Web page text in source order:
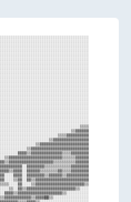
░░░░░░░░░░░░░░░░░░░░░░▓▓░░░░▒▒░░░░░░▒▒▒▒░░░░░░░░░░░░░░░░░░░░░░░░░░░░░░▒▒▒▒░░░░░░░░░░░░▓▓▓▓▓▓▓▓▓▓▓▓▓▓▓▓▓▓▓▓▓▓░░▒▒░░▒▒▓▓▓▓▓▓▓▓▓▓▒▒▒▒▓▓▒▒░░░░░░░░░░░░░░░░░░░░░░░░░░░░░░░░░░░░░░░░░░░░░░░░░░░░
░░░░░░░░░░░░░░░░░░░░░░▒▒░░▒▒░░░░░░░░▓▓░░░░░░░░░░░░░░░░░░░░░░░░░░░░░░▒▒░░░░░░░░░░░░░░░░▓▓▓▓▓▓▓▓▓▓▓▓▓▓▓▓▓▓▒▒▓▓░░▓▓▓▓▓▓▓▓▓▓▓▓▒▒▓▓▓▓▒▒░░░░░░░░░░░░░░░░░░░░░░░░░░░░░░░░░░░░░░░░░░░░░░░░░░░░░░░░
░░░░░░░░░░░░░░░░░░░░▓▓░░░░▒▒░░░░░░▓▓░░░░░░░░░░░░░░░░░░░░░░░░░░░░▒▒░░░░░░░░░░░░░░░░░░░░▓▓▓▓▓▓▓▓▓▓▓▓▓▓▓▓▓▓▓▓▓▓▓▓▓▓▓▓▓▓▓▓▒▒▓▓▓▓░░░░░░░░░░░░░░░░░░░░░░░░░░░░░░░░░░░░░░░░░░░░░░░░░░░░░░░░░░░░░░
░░░░░░░░░░░░░░░░░░░░▓▓░░▒▒░░░░░░▒▒▒▒░░░░░░░░░░░░░░░░░░░░░░░░▒▒░░░░░░░░░░░░░░░░░░░░░░░░▓▓▓▓▓▓▓▓▓▓▓▓▓▓▓▓▓▓▓▓▓▓▓▓▓▓▒▒▒▒▓▓▒▒░░░░░░░░░░░░░░░░░░░░░░░░░░░░░░░░░░░░░░░░░░░░░░░░░░░░░░░░░░░░░░░░░░
░░░░░░░░▒▒░░░░░░░░▓▓░░░░░░░░░░░░▓▓░░░░░░░░░░░░░░░░░░░░░░░░▒▒░░░░░░░░░░░░░░░░░░░░░░░░░░▓▓▓▓▓▓▓▓▓▓▓▓▓▓▓▓▓▓▓▓▒▒▒▒▓▓▓▓▒▒░░░░░░░░░░░░░░░░░░░░░░░░░░░░░░░░░░░░░░░░░░░░░░░░░░░░░░░░░░░░░░░░░░░░░░
░░░░░░▒▒░░░░░░░░▒▒▒▒░░▒▒░░░░░░▓▓░░░░░░░░░░░░░░░░░░░░░░▒▒░░░░░░░░░░░░░░░░░░░░░░░░░░░░░░▓▓░░░░░░░░░░░░▒▒▓▓▓▓████▒▒░░░░░░░░░░░░░░░░░░░░░░░░░░░░░░░░░░░░░░░░░░░░░░░░░░░░░░░░░░░░░░░░░░░░░░░░░░
░░░░░░░░░░░░░░░░▓▓░░░░░░░░░░▒▒▒▒░░░░░░░░░░░░░░░░░░▒▒▒▒░░░░░░░░░░░░░░░░░░░░░░░░░░░░░░░░▒▒▒▒▒▒░░░░▒▒▓▓▓▓████▓▓▒▒░░░░░░░░░░░░░░░░░░░░░░░░░░░░░░░░░░░░░░░░░░░░░░░░░░░░░░░░░░░░░░░░░░░░░░░░░░░░
░░░░░░▒▒░░░░░░░░▒▒░░▒▒░░░░░░▓▓░░░░░░░░░░░░░░░░░░▒▒░░░░░░░░░░░░░░░░░░░░░░░░░░░░░░░░░░░░▒▒▓▓▓▓▓▓▓▓▒▒▒▒▒▒▓▓▓▓▒▒░░░░░░░░░░░░░░░░░░░░░░░░░░░░░░░░░░░░░░░░░░░░░░░░░░░░░░░░░░░░░░░░░░░░░░░░░░░░░░
░░░░░░░░░░▒▒░░▓▓░░░░▒▒░░░░▓▓░░░░░░░░░░░░░░░░▒▒░░░░░░░░░░░░░░░░░░░░░░░░░░░░░░░░░░░░░░░░▓▓░░░░░░░░    ▒▒██▓▓░░░░░░░░░░░░░░░░░░░░░░░░░░░░░░░░░░░░░░░░░░░░░░░░░░░░░░░░░░░░░░░░░░░░░░░░░░░░░░░░
░░░░░░░░░░░░▒▒▒▒░░▒▒░░░░░░▒▒░░░░░░░░░░▒▒▒▒░░░░░░░░░░░░░░░░░░░░░░░░░░░░░░░░░░░░░░░░░░░░▒▒▓▓▓▓▓▓▓▓▓▓▓▓████▓▓░░░░░░░░░░░░░░░░░░░░░░░░░░░░░░░░░░░░░░░░░░░░░░░░░░░░░░░░░░░░░░░░░░░░░░░░░░░░░░░░
░░░░░░░░░░░░▓▓░░▒▒░░░░░░▓▓░░░░░░▒▒▒▒░░░░░░░░░░░░░░░░░░░░░░░░░░░░░░░░░░░░░░░░░░░░░░░░░░▓▓▓